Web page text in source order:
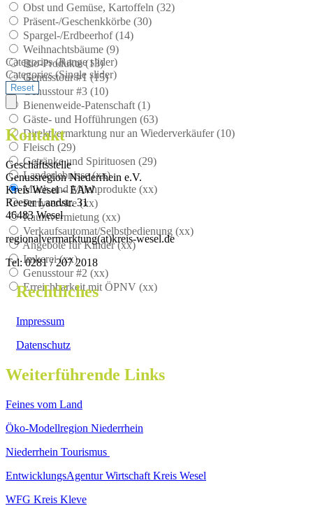
Obst und Gemüse, Kartoffeln (32)
Präsent-/Geschenkkörbe (30)
Spargel-/Erdbeerhof (14)
Weihnachtsbäume (9)
Bio-Produkte (13)
Genusstour #1 (15)
Genusstour #3 (10)
Bienenweide-Patenschaft (1)
Gäste- und Hofführungen (63)
Direktvermarktung nur an Wiederverkäufer (10)
Fleisch (29)
Getränke und Spirituosen (29)
Landerlebnisse (xx)
Milch und Milchprodukte (xx)
Partyservice (xx)
Raumvermietung (xx)
Verkaufsautomat/Selbstbedienung (xx)
Angebote für Kinder (xx)
Imkerei (xx)
Genusstour #2 (xx)
Erreichbarkeit mit ÖPNV (xx)
Categories (Range slider)
Categories (Single slider)
Kontakt
Geschäftsstelle
Genussregion Niederrhein e.V.
Kreis Wesel – EAW
Reeser Landstr. 31
46483 Wesel
regionalvermarktung(at)kreis-wesel.de
Tel: 0281 / 207 2018
Rechtliches
Impressum
Datenschutz
Weiterführende Links
Feines vom Land
Öko-Modellregion Niederrhein
Niederrhein Tourismus
EntwicklungsAgentur Wirtschaft Kreis Wesel
WFG Kreis Kleve